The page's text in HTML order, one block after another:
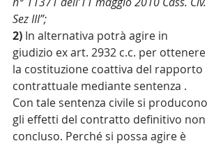
Sez III”;
2) In alternativa potrà agire in
giudizio ex art. 2932 c.c. per ottenere
la costituzione coattiva del rapporto
contrattuale mediante sentenza .
Con tale sentenza civile si producono
gli effetti del contratto definitivo non
concluso. Perché si possa agire è